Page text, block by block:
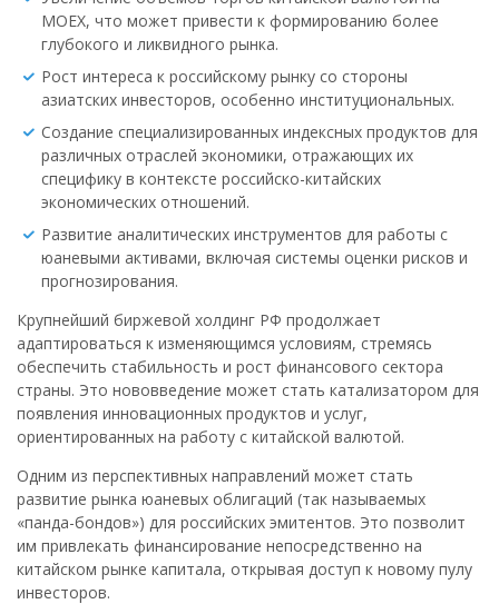
MOEX, что может привести к формированию более
глубокого и ликвидного рынка.
Рост интереса к российскому рынку со стороны
азиатских инвесторов, особенно институциональных.
Создание специализированных индексных продуктов для
различных отраслей экономики, отражающих их
специфику в контексте российско-китайских
экономических отношений.
Развитие аналитических инструментов для работы с
юаневыми активами, включая системы оценки рисков и
прогнозирования.
Крупнейший биржевой холдинг РФ продолжает
адаптироваться к изменяющимся условиям, стремясь
обеспечить стабильность и рост финансового сектора
страны. Это нововведение может стать катализатором для
появления инновационных продуктов и услуг,
ориентированных на работу с китайской валютой.
Одним из перспективных направлений может стать
развитие рынка юаневых облигаций (так называемых
«панда-бондов») для российских эмитентов. Это позволит
им привлекать финансирование непосредственно на
китайском рынке капитала, открывая доступ к новому пулу
инвесторов.